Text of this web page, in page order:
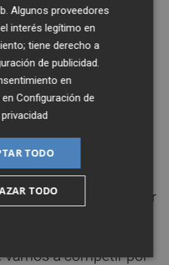
repetir un primer
diez balones. El
en crecer y
un muy buen sabor
oportunidad para dar
lo que queremos
una semana
tenemos que tener
fuerte. Creo que
dar una buena
vamos a competir por
Algunos proveedores
interés legítimo en
tiene derecho a
de publicidad
en
enConfiguración de
TODO
TODO